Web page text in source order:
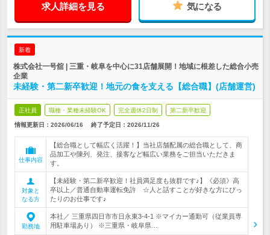
求人詳細を見る 気になる
新着
株式会社一号舘 | 三重・岐阜を中心に31店舗展開！地域に根差した総合小売
企業
未経験・第二新卒歓迎！地元の食を支える【総合職】(店舗運営)
正社員 職種・業種未経験OK 完全週休2日制 第二新卒歓迎
情報更新日：2026/06/16 終了予定日： 2026/11/26
仕事内容
【総合職として幅広く活躍！】当社店舗配属の総合職として、商
品加工や陳列、発注、接客など幅広い業務をご担当いただきま
す。
対象と
なる方
【未経験・第二新卒歓迎！社員満足度も抜群です♪】《必須》高
卒以上／普通自動車運転免許 ☆人と話すことが好きな方にぴっ
たりのお仕事です♪
勤務地
本社／ 三重県四日市市日永東3-4-1 ※マイカー通勤可（従業員専
用駐車場あり） ※三重県・岐阜県…